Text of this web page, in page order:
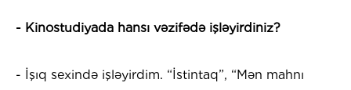
- Kinostudiyada hansı vəzifədə işləyirdiniz?
- İşıq sexində işləyirdim. “İstintaq”, “Mən mahnı